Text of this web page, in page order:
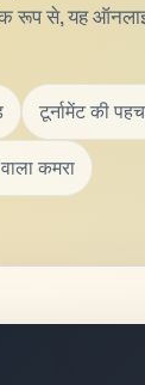
रूप से, यह
टूर्नामेंट की
कमरा